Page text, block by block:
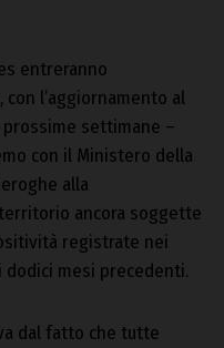
entreranno
l’aggiornamento al
settimane –
con il Ministero della
alla
ancora soggette
registrate nei
mesi precedenti.
dal fatto che tutte